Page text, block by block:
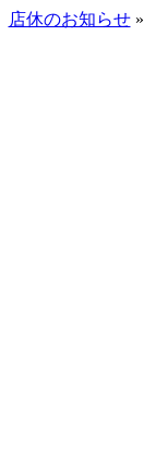
店休のお知らせ»